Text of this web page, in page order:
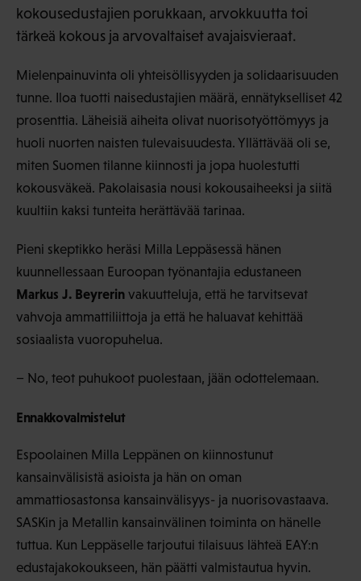
kokousedustajien porukkaan, arvokkuutta toi
tärkeä kokous ja arvovaltaiset avajaisvieraat.
Mielenpainuvinta oli yhteisöllisyyden ja solidaarisuuden
tunne. Iloa tuotti naisedustajien määrä, ennätykselliset 42
prosenttia. Läheisiä aiheita olivat nuorisotyöttömyys ja
huoli nuorten naisten tulevaisuudesta. Yllättävää oli se,
miten Suomen tilanne kiinnosti ja jopa huolestutti
kokousväkeä. Pakolaisasia nousi kokousaiheeksi ja siitä
kuultiin kaksi tunteita herättävää tarinaa.
Pieni skeptikko heräsi Milla Leppäsessä hänen
kuunnellessaan Euroopan työnantajia edustaneen
Markus J. Beyrerin vakuutteluja, että he tarvitsevat
vahvoja ammattiliittoja ja että he haluavat kehittää
sosiaalista vuoropuhelua.
− No, teot puhukoot puolestaan, jään odottelemaan.
Ennakkovalmistelut
Espoolainen Milla Leppänen on kiinnostunut
kansainvälisistä asioista ja hän on oman
ammattiosastonsa kansainvälisyys- ja nuorisovastaava.
SASKin ja Metallin kansainvälinen toiminta on hänelle
tuttua. Kun Leppäselle tarjoutui tilaisuus lähteä EAY:n
edustajakokoukseen, hän päätti valmistautua hyvin.